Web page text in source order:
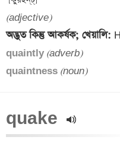
(adjective)
অদ্ভুত কিন্তু আকর্ষক; খেয়ালি:
quaintly (adverb)
quaintness (noun)
quake